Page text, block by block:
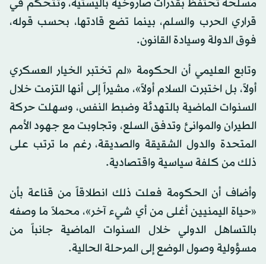
مسلحة تحتفظ بقدرات صاروخية باليستية، وتتحكم في
قراري الحرب والسلم، بينما تضع قادتها، بحسب قوله،
فوق الدولة وسيادة القانون.
وتابع العليمي أن الحكومة «لم تختبر الخيار العسكري
أولاً، بل اختبرت السلام أولاً»، مشيراً إلى أنها التزمت خلال
السنوات الماضية بالتهدئة وضبط النفس، وسهلت حركة
الطيران والموانئ وتدفق السلع، وتجاوبت مع جهود الأمم
المتحدة والدول الشقيقة والصديقة، رغم ما ترتب على
ذلك من كلفة سياسية واقتصادية.
وأضاف أن الحكومة فعلت ذلك انطلاقاً من قناعة بأن
«حياة اليمنيين أغلى من أي شيء آخر»، محملاً ما وصفه
بالتساهل الدولي خلال السنوات الماضية جانباً من
مسؤولية وصول الوضع إلى المرحلة الحالية.